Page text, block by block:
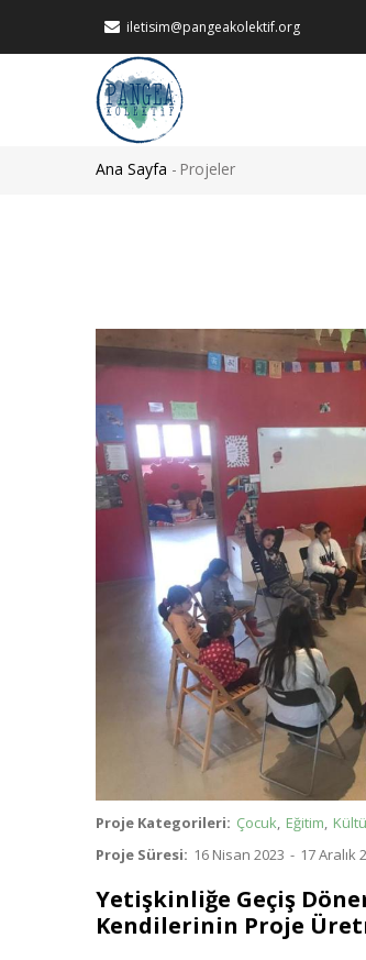
iletisim@pangeakolektif.org
Sayfa
Ana Sayfa - Projeler
Görsel
Proje Kategorileri Çocuk Eğitim
Proje Süresi
16 Nisan 2023 - 17 Aralık
Yetişkinliğe Geçiş
Kendilerinin Proje